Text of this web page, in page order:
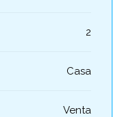
2
Casa
Venta